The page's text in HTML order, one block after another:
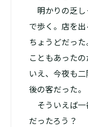
明かりの乏し
で歩く。店を
ちょうどだっ
こともあった
いえ、今夜も
後の客だった。
そういえば一
だったろう？